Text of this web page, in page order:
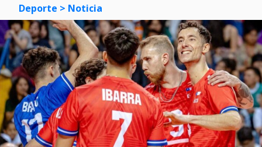
Deporte > Noticia